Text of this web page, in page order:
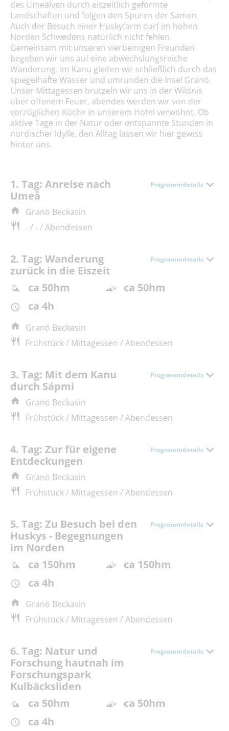
des Umeälven durch eiszeitlich geformte
Landschaften und folgen den Spuren der Samen.
Auch der Besuch einer Huskyfarm darf im hohen
Norden Schwedens natürlich nicht fehlen.
Gemeinsam mit unseren vierbeinigen Freunden
begeben wir uns auf eine abwechslungsreiche
Wanderung. Im Kanu gleiten wir schließlich durch das
spiegelhafte Wasser und umrunden die Insel Granö.
Unser Mittagessen brutzeln wir uns in der Wildnis
über offenem Feuer, abendes werden wir von der
vorzüglichen Küche in unserem Hotel verwöhnt. Ob
aktive Tage in der Natur oder entspannte Stunden in
nordischer Idylle, den Alltag lassen wir hier gewiss
hinter uns.
1. Tag: Anreise nach
Umeå
Programmdetails
Granö Beckasin
- / - / Abendessen
2. Tag: Wanderung
zurück in die Eiszeit
Programmdetails
ca 50hm
ca 50hm
ca 4h
Granö Beckasin
Frühstück / Mittagessen / Abendessen
3. Tag: Mit dem Kanu
durch Sápmi
Programmdetails
Granö Beckasin
Frühstück / Mittagessen / Abendessen
4. Tag: Zur für eigene
Entdeckungen
Programmdetails
Granö Beckasin
Frühstück / Mittagessen / Abendessen
5. Tag: Zu Besuch bei den
Huskys - Begegnungen
im Norden
Programmdetails
ca 150hm
ca 150hm
ca 4h
Granö Beckasin
Frühstück / Mittagessen / Abendessen
6. Tag: Natur und
Forschung hautnah im
Forschungspark
Kulbäcksliden
Programmdetails
ca 50hm
ca 50hm
ca 4h